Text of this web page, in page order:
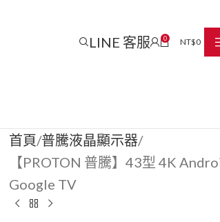
LINE 客服 0 NT$0
首頁 普騰液晶顯示器
【PROTON 普騰】43型 4K
Google TV